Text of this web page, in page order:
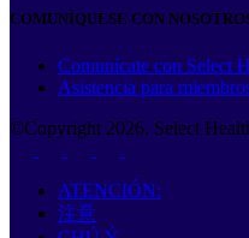
COMUNÍQUESE CON
Comunícate con Select
Asistencia para
©Copyright 2026. Select
ATENCIÓN:
注意